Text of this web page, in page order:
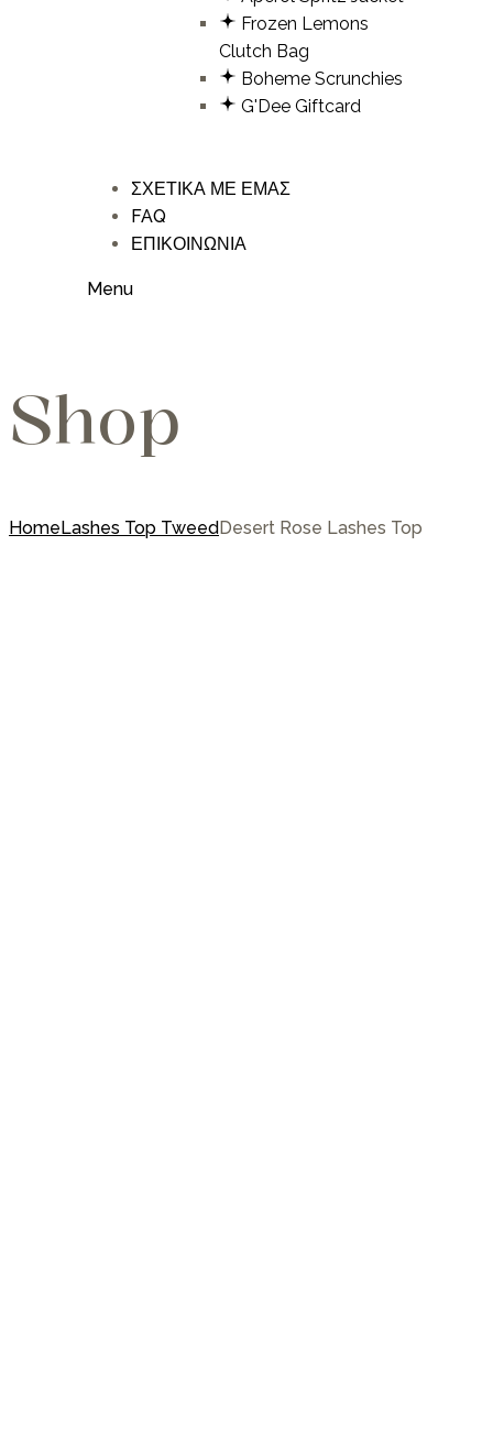
Frozen Lemons
Clutch Bag
Boheme Scrunchies
G'Dee Giftcard
ΣΧΕΤΙΚΑ ΜΕ ΕΜΑΣ
FAQ
ΕΠΙΚΟΙΝΩΝΙΑ
Menu
Shop
HomeLashes Top TweedDesert Rose Lashes Top